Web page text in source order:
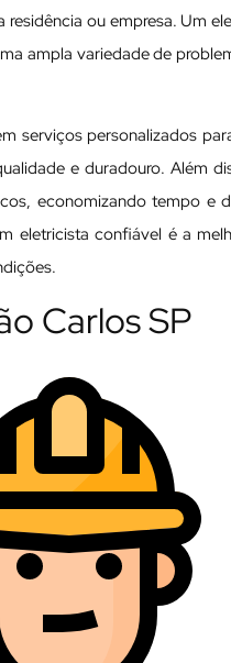
ou empresa. Um
ampla variedade de
serviços personalizados
e duradouro. Além
economizando tempo e
eletricista confiável é a
Carlos SP